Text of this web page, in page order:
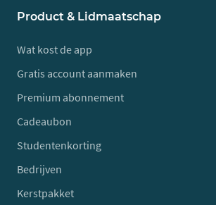
Product & Lidmaatschap
Wat kost de app
Gratis account aanmaken
Premium abonnement
Cadeaubon
Studentenkorting
Bedrijven
Kerstpakket